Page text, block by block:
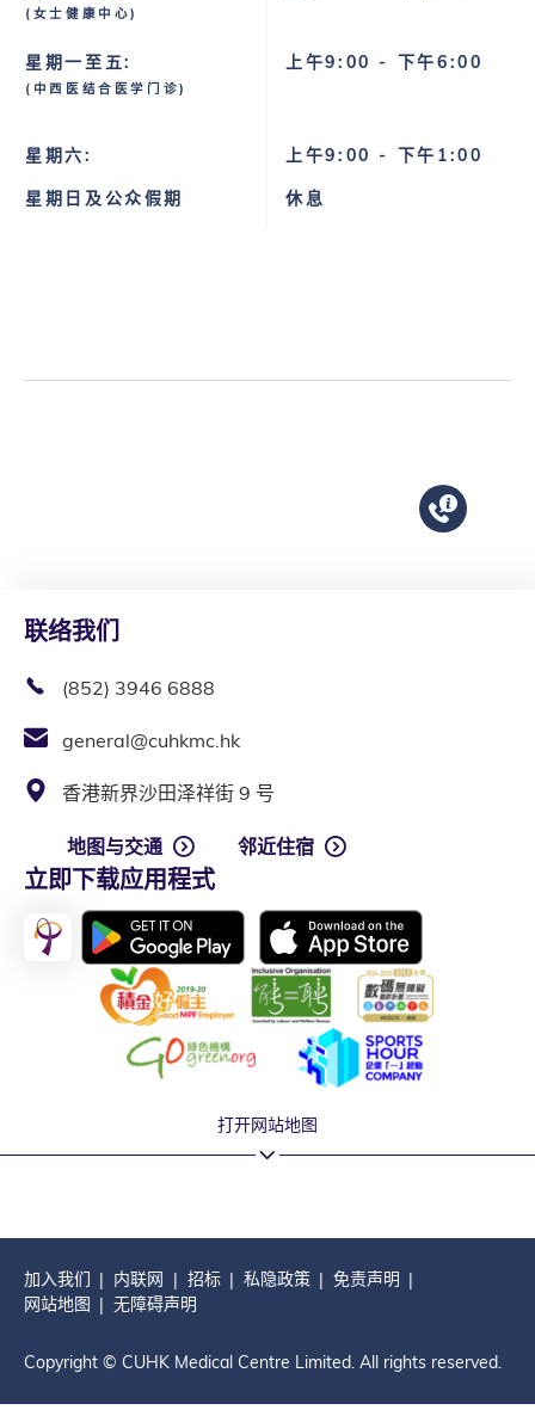
(女士健康中心)
星期一至五:
(中西医结合医学门诊)
上午9:00 - 下午6:00
星期六:
上午9:00 - 下午1:00
星期日及公众假期
休息
联络我们
(852) 3946 6888
general@cuhkmc.hk
香港新界沙田泽祥街 9 号
地图与交通 邻近住宿
立即下载应用程式
打开网站地图
加入我们 内联网 招标 私隐政策
免责声明
网站地图
无障碍声明
Copyright © CUHK Medical Centre Limited. All rights reserved.